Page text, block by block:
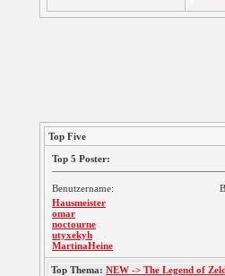
Top Five
Top 5 Poster:
Benutzername:
Hausmeister
omar
noctourne
utyxekyh
MartinaHeine
Top Thema: NEW -> The Legend of